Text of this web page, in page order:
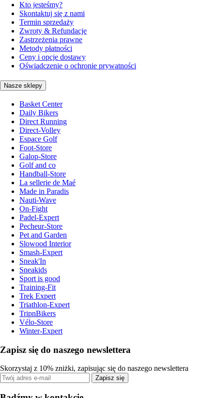
Kto jesteśmy?
Skontaktuj się z nami
Termin sprzedaży
Zwroty & Refundacje
Zastrzeżenia prawne
Metody płatności
Ceny i opcje dostawy
Oświadczenie o ochronie prywatności
Nasze sklepy
Basket Center
Daily Bikers
Direct Running
Direct-Volley
Espace Golf
Foot-Store
Galop-Store
Golf and co
Handball-Store
La sellerie de Maé
Made in Paradis
Nauti-Wave
On-Fight
Padel-Expert
Pecheur-Store
Pet and Garden
Slowood Interior
Smash-Expert
Sneak'In
Sneakids
Sport is good
Training-Fit
Trek Expert
Triathlon-Expert
TripnBikers
Vélo-Store
Winter-Expert
Zapisz się do naszego newslettera
Skorzystaj z 10% zniżki, zapisując się do naszego newslettera
Zapisz się